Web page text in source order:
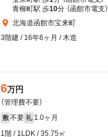
青柳町駅 歩10分 （函館市電支）
北海道函館市宝来町
3階建 / 16年6ヶ月 / 木造
6万円
（管理費不要）
敷 不要 礼 1.0ヶ月
1階 / 1LDK / 35.75㎡